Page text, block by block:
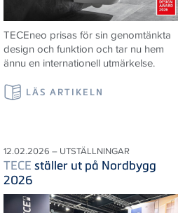
TECEneo prisas för sin genomtänkta
design och funktion och tar nu hem
ännu en internationell utmärkelse.
LÄS ARTIKELN
12.02.2026 – UTSTÄLLNINGAR
TECE ställer ut på Nordbygg
2026